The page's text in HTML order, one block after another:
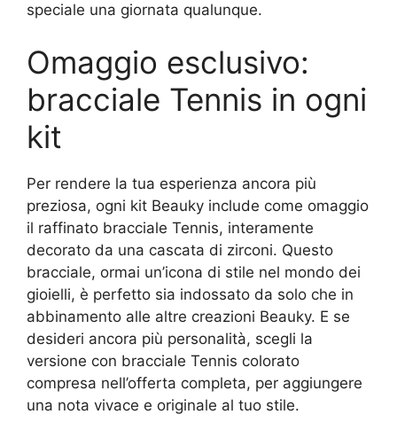
speciale una giornata qualunque.
Omaggio esclusivo:
bracciale Tennis in ogni
kit
Per rendere la tua esperienza ancora più
preziosa, ogni kit Beauky include come omaggio
il raffinato bracciale Tennis, interamente
decorato da una cascata di zirconi. Questo
bracciale, ormai un’icona di stile nel mondo dei
gioielli, è perfetto sia indossato da solo che in
abbinamento alle altre creazioni Beauky. E se
desideri ancora più personalità, scegli la
versione con bracciale Tennis colorato
compresa nell’offerta completa, per aggiungere
una nota vivace e originale al tuo stile.